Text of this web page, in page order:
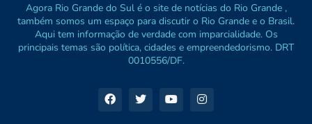
Agora Rio Grande do Sul é o site de notícias do Rio Grande ,
também somos um espaço para discutir o Rio Grande e o Brasil.
Aqui tem informação de verdade com imparcialidade. Os
principais temas são política, cidades e empreendedorismo. DRT
0010556/DF.